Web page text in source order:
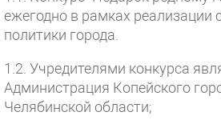
ежегодно в рамках реализации
политики города.
1.2. Учредителями конкурса
Администрация Копейского
Челябинской области;